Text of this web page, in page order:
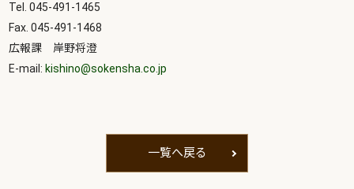
Tel. 045-491-1465
Fax. 045-491-1468
広報課 岸野将澄
E-mail: kishino@sokensha.co.jp
一覧へ戻る